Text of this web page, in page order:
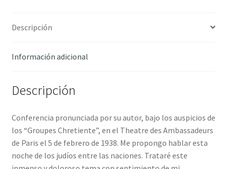
Descripción
Información adicional
Descripción
Conferencia pronunciada por su autor, bajo los auspicios de
los “Groupes Chretiente”, en el Theatre des Ambassadeurs
de Paris el 5 de febrero de 1938. Me propongo hablar esta
noche de los judíos entre las naciones. Trataré este